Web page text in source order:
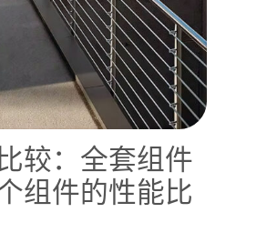
较：全套组件
组件的性能比